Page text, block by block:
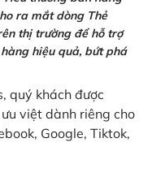
ra mắt dòng Thẻ
thị trường để hỗ trợ
hiệu quả, bứt phá
quý khách được
việt dành riêng cho
Google, Tiktok,